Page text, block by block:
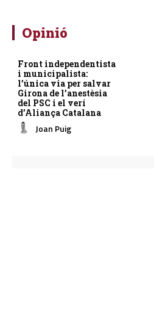
Opinió
Front independentista
i municipalista:
l’única via per salvar
Girona de l’anestèsia
del PSC i el verí
d’Aliança Catalana
Joan Puig